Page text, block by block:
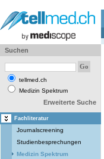
Suchen
tellmed.ch
Medizin Spektrum
Erweiterte Suche
Fachliteratur
Journalscreening
Studienbesprechungen
Medizin Spektrum